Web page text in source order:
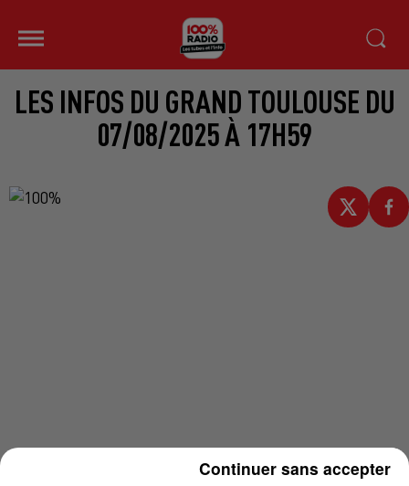
LES INFOS DU GRAND TOULOUSE DU
07/08/2025 À 17H59
Continuer sans accepter